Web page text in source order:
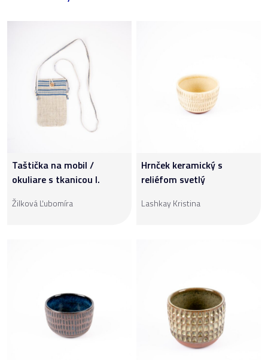
Taštička na mobil /
okuliare s tkanicou I.
Žilková Ľubomíra
Hrnček keramický s
reliéfom svetlý
Lashkay Kristina